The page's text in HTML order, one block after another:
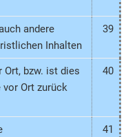
andere
Inhalten
39
bzw. ist dies
Ort zurück
40
41